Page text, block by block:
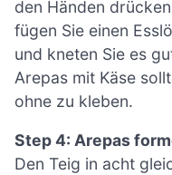
den Händen
fügen Sie einen
und kneten Sie es
Arepas mit Käse
ohne zu kleben.
Step 4: Arepas
Den Teig in acht